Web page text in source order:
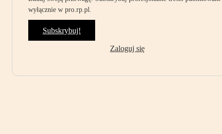
wyłącznie w pro.rp.pl.
Subskrybuj!
Zaloguj się